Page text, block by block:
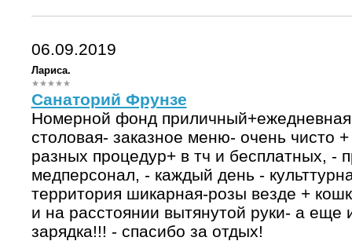
06.09.2019
Лариса.
Санаторий Фрунзе
Номерной фонд
столовая- заказное меню- очень чисто
разных процедур+ в тч и бесплатных, -
медперсонал, - каждый день -
территория шикарная-розы везде +
и на расстоянии вытянутой руки- а еще
зарядка!!! - спасибо за отдых!